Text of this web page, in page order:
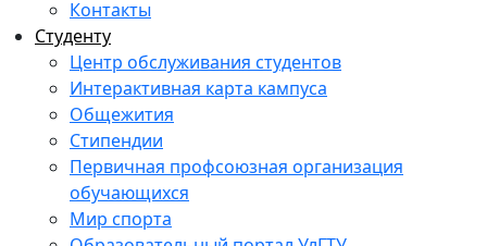
Контакты
Студенту
Центр обслуживания студентов
Интерактивная карта кампуса
Общежития
Стипендии
Первичная профсоюзная организация
обучающихся
Мир спорта